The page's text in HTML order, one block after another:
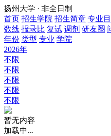
扬州大学 · 非全日制
首页 招生学院 招生简章 专业
数线 报录比 复试 调剂 研友圈
年份 类型 专业 学院
2026年
不限
不限
不限
不限
不限
暂无内容
加载中...